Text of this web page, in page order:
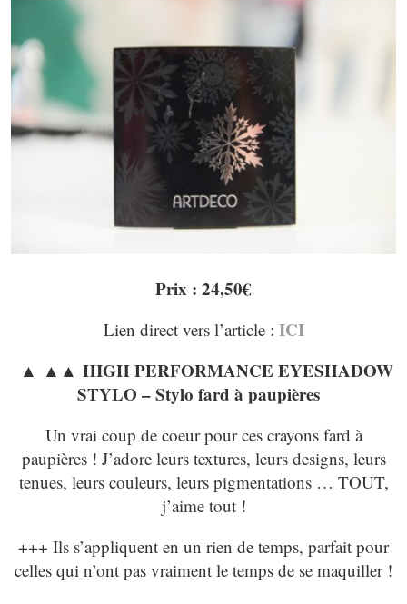
Prix : 24,50€
Lien direct vers l’article : ICI
▲ ▲▲ HIGH PERFORMANCE EYESHADOW
STYLO – Stylo fard à paupières
Un vrai coup de coeur pour ces crayons fard à
paupières ! J’adore leurs textures, leurs designs, leurs
tenues, leurs couleurs, leurs pigmentations … TOUT,
j’aime tout !
+++ Ils s’appliquent en un rien de temps, parfait pour
celles qui n’ont pas vraiment le temps de se maquiller !